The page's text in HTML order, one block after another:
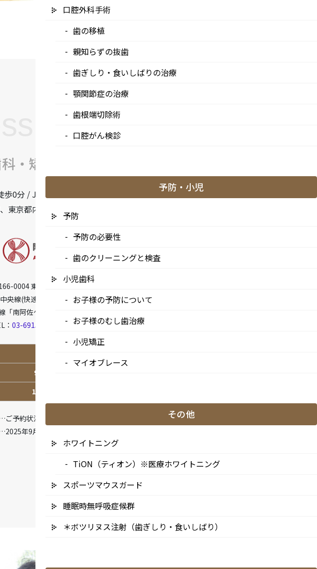
・矯正歯科
0分 / JR中央/総武線「阿佐ケ谷駅」徒歩0分 / 東京メトロ丸ノ内線「南阿佐ケ
京都内、隣接県や遠方からも患者様に来院頂きやすい環境といえます。
0004 東京都杉並区阿佐谷南3-37-14 第二北原ビル3階
央線(快速)「阿佐ケ谷駅」徒歩0分 / JR中央/総武線「阿佐ケ谷駅」徒歩0分 / 東京メトロ丸ノ
「南阿佐ケ谷駅」徒歩8分
： 03-6915-1315
9:00-13:00
14:00-18:00
予約状況により診療を行わせて頂きます。
※休診日：火曜（9月より月2回）・日曜・祝日
年9月より第2火曜日、第4火曜日は診療日となります。
口腔外科手術
歯の移植
親知らずの抜歯
歯ぎしり・食いしばりの治療
顎関節症の治療
歯根端切除術
口腔がん検診
予防・小児
予防
予防の必要性
歯のクリーニングと検査
小児歯科
お子様の予防について
お子様のむし歯治療
小児矯正
マイオブレース
その他
ホワイトニング
TiON（ティオン）※医療ホワイトニング
スポーツマウスガード
睡眠時無呼吸症候群
＊ボツリヌス注射（歯ぎしり・食いしばり）